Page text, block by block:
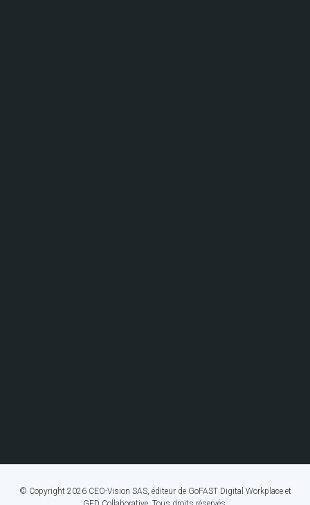
© Copyright 2026 CEO-Vision SAS, éditeur de GoFAST Digital Workplace et